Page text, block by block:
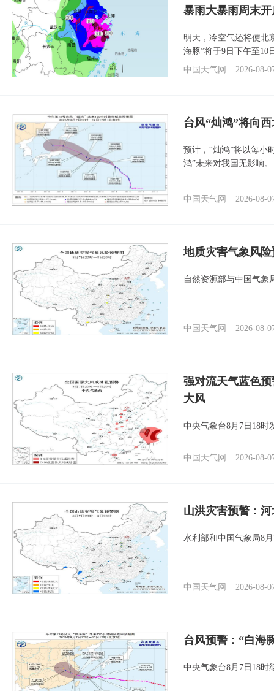
暴雨大暴雨周末开
明天，冷空气还将使北
海豚”将于9日下午至10
中国天气网
2026-08-
台风“灿鸿”将向
预计，“灿鸿”将以每小
鸿”未来对我国无影响。
中国天气网 2026-08-
地质灾害气象风
自然资源部与中国气象
中国天气网 2026-08-
强对流天气蓝色
大风
中央气象台8月7日18时
中国天气网 2026-08-
山洪灾害预警：
水利部和中国气象局8
中国天气网 2026-08-
台风预警：“白海
中央气象台8月7日18时